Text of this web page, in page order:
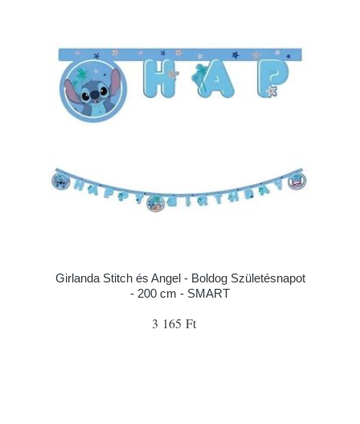
Girlanda Stitch és Angel - Boldog Születésnapot
- 200 cm - SMART
3 165 Ft